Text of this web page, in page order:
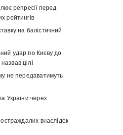
репресії перед
рейтингів
на балістичний
удар по Києву до
цілі
не передаватимуть
України через
внаслідок